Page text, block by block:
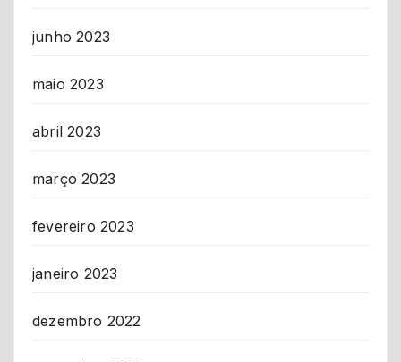
junho 2023
maio 2023
abril 2023
março 2023
fevereiro 2023
janeiro 2023
dezembro 2022